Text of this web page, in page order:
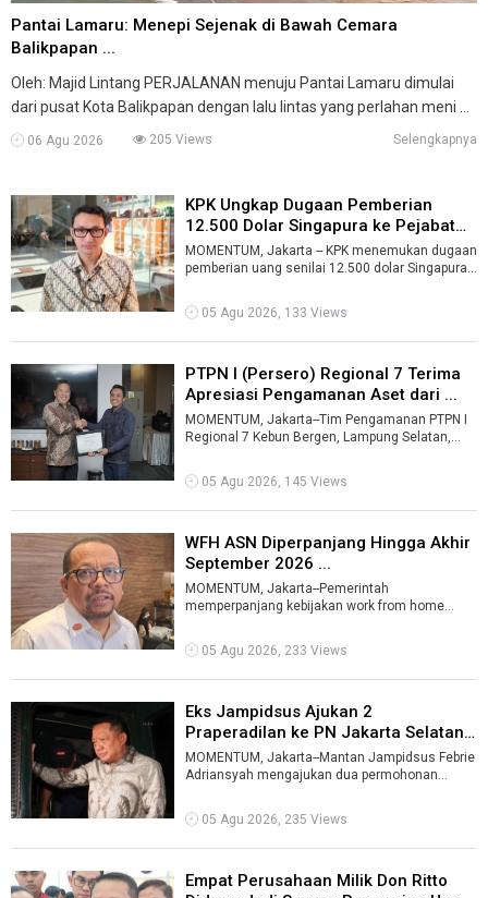
Pantai Lamaru: Menepi Sejenak di Bawah Cemara
Balikpapan ...
Oleh: Majid Lintang PERJALANAN menuju Pantai Lamaru dimulai
dari pusat Kota Balikpapan dengan lalu lintas yang perlahan meni ...
06 Agu 2026 205 Views Selengkapnya
KPK Ungkap Dugaan Pemberian
12.500 Dolar Singapura ke Pejabat
Kem ...
MOMENTUM, Jakarta -- KPK menemukan dugaan
pemberian uang senilai 12.500 dolar Singapura
05 Agu 2026, 133 Views
PTPN I (Persero) Regional 7 Terima
Apresiasi Pengamanan Aset dari ...
MOMENTUM, Jakarta--Tim Pengamanan PTPN I
Regional 7 Kebun Bergen, Lampung Selatan,
05 Agu 2026, 145 Views
WFH ASN Diperpanjang Hingga Akhir
September 2026 ...
MOMENTUM, Jakarta--Pemerintah
memperpanjang kebijakan work from home
05 Agu 2026, 233 Views
Eks Jampidsus Ajukan 2
Praperadilan ke PN Jakarta Selatan
...
MOMENTUM, Jakarta--Mantan Jampidsus Febrie
Adriansyah mengajukan dua permohonan
05 Agu 2026, 235 Views
Empat Perusahaan Milik Don Ritto